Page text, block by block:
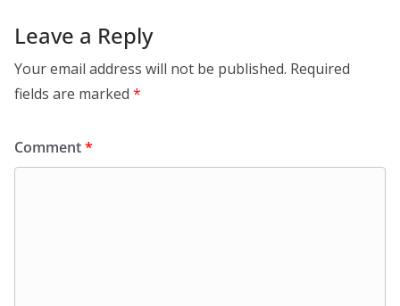
Leave a Reply
Your email address will not be published. Required
fields are marked *
Comment*